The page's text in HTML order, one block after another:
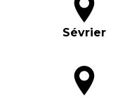
Sévrier